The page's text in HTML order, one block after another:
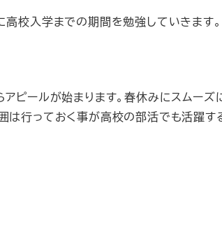
校入学までの期間を勉強していきます。
ピールが始まります。春休みにスムーズ
行っておく事が高校の部活でも活躍す